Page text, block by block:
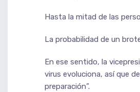
Hasta la mitad de las
La probabilidad de un
En ese sentido, la
virus evoluciona, así que
preparación”.